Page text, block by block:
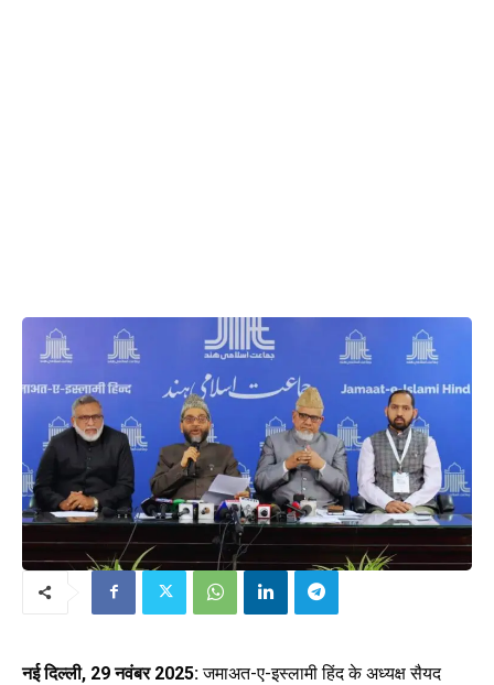
नई दिल्ली, 29 नवंबर 2025:जमाअत-ए-इस्लामी हिंद के अध्यक्ष सैयद